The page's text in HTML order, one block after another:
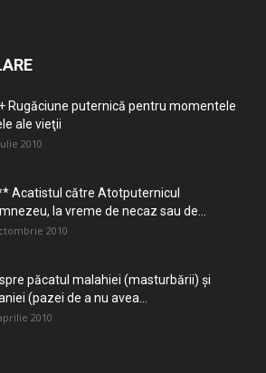
Rugăciune puternică pentru momentele
ale vieţii
2010
Acatistul către Atotputernicul
la vreme de necaz sau de...
2010
păcatul malahiei (masturbării) şi
(pazei de a nu avea...
2010